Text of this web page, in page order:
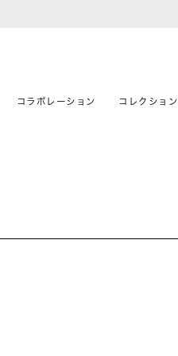
コラボレーション コレクション